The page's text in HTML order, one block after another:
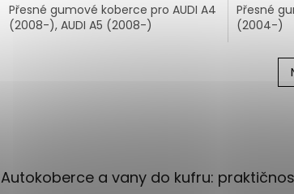
Přesné gumové koberce pro AUDI A4
(2008-), AUDI A5 (2008-)
Přesné
(2004-)
Autokoberce a vany do kufru: